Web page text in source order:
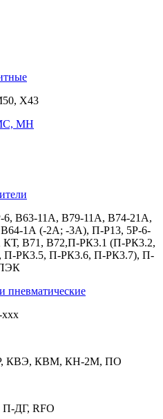
Х43
МС, МН
6, В63-11А, В79-11А, В74-21А,
1А (-2А; -3А), П-Р13, 5Р-6-
КТ, В71, В72,П-РК3.1 (П-РК3.2,
П-РК3.5, П-РК3.6, П-РК3.7), П-
пневматические
ххх
КВЭ, КВМ, КН-2М, ПО
ДГ, RFO